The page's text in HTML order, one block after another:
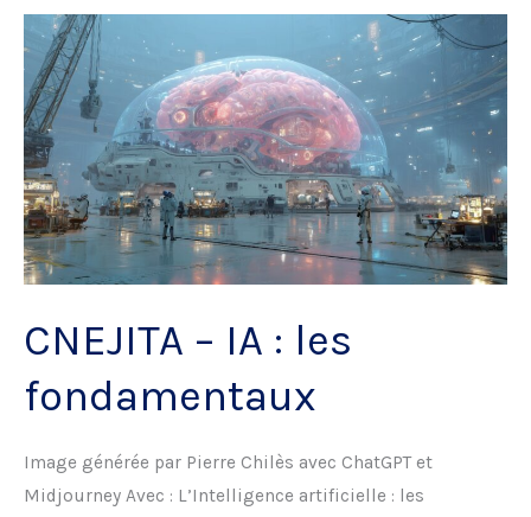
obligations
légales
et
meilleures
pratiques
CNEJITA – IA : les
fondamentaux
Image générée par Pierre Chilès avec ChatGPT et
Midjourney Avec : L’Intelligence artificielle : les